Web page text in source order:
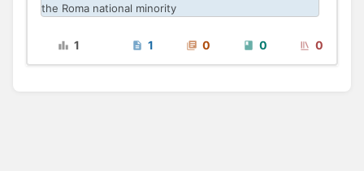
the Roma national minority
1 1 0 0 0